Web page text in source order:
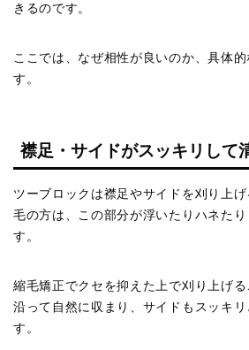
きるのです。
ここでは、なぜ相性が良いのか、具体
す。
襟足・サイドがスッキリして
ツーブロックは襟足やサイドを刈り上
毛の方は、この部分が浮いたりハネた
す。
縮毛矯正でクセを抑えた上で刈り上げ
沿って自然に収まり、サイドもスッキ
す。